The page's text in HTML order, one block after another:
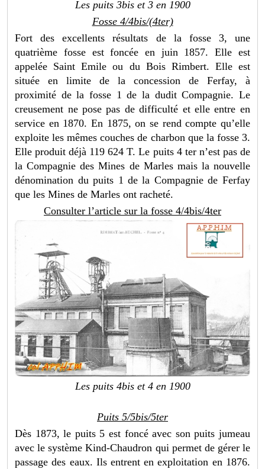
Les puits 3bis et 3 en 1900
Fosse 4/4bis/(4ter)
Fort des excellents résultats de la fosse 3, une
quatrième fosse est foncée en juin 1857. Elle est
appelée Saint Emile ou du Bois Rimbert. Elle est
située en limite de la concession de Ferfay, à
proximité de la fosse 1 de la dudit Compagnie. Le
creusement ne pose pas de difficulté et elle entre en
service en 1870. En 1875, on se rend compte qu’elle
exploite les mêmes couches de charbon que la fosse 3.
Elle produit déjà 119 624 T. Le puits 4 ter n’est pas de
la Compagnie des Mines de Marles mais la nouvelle
dénomination du puits 1 de la Compagnie de Ferfay
que les Mines de Marles ont racheté.
Consulter l’article sur la fosse 4/4bis/4ter
Les puits 4bis et 4 en 1900
Puits 5/5bis/5ter
Dès 1873, le puits 5 est foncé avec son puits jumeau
avec le système Kind-Chaudron qui permet de gérer le
passage des eaux. Ils entrent en exploitation en 1876.